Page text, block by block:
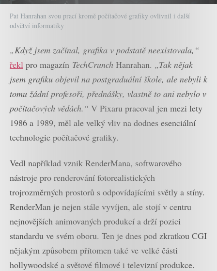
Pat Hanrahan svou prací kromě počítačové grafiky ovlivnil i další
odvětví informatiky
„Když jsem začínal, grafika v podstatě neexistovala,“
řekl pro magazín TechCrunch Hanrahan. „Tak nějak
jsem grafiku objevil na postgraduální škole, ale nebyli k
tomu žádní profesoři, přednášky, vlastně to ani nebylo v
počítačových vědách.“ V Pixaru pracoval jen mezi lety
1986 a 1989, měl ale velký vliv na dodnes esenciální
technologie počítačové grafiky.
Vedl například vznik RenderMana, softwarového
nástroje pro renderování fotorealistických
trojrozměrných prostorů s odpovídajícími světly a stíny.
RenderMan je nejen stále vyvíjen, ale stojí v centru
nejnovějších animovaných produkcí a drží pozici
standardu ve svém oboru. Ten je dnes pod zkratkou CGI
nějakým způsobem přítomen také ve velké části
hollywoodské a světové filmové i televizní produkce.